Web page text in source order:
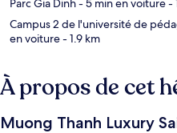
Parc Gia Dinh- 5 min en voiture-
Campus 2 de l'université de
en voiture- 1.9 km
À propos de cet
Muong Thanh Luxury